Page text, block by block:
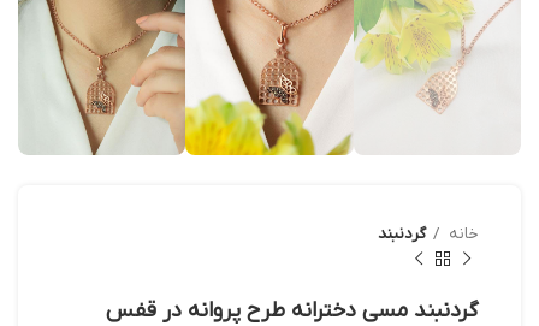
خانه گردنبند
گردنبند مسی دخترانه طرح پروانه در قفس